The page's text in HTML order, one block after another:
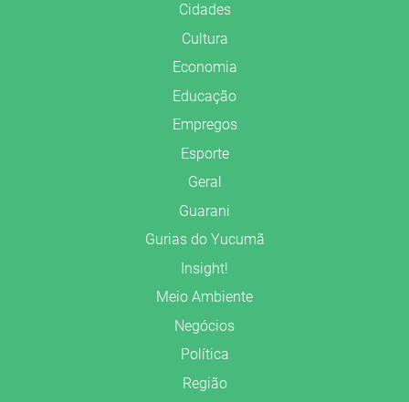
Cidades
Cultura
Economia
Educação
Empregos
Esporte
Geral
Guarani
Gurias do Yucumã
Insight!
Meio Ambiente
Negócios
Política
Região